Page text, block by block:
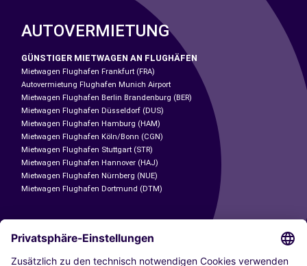
AUTOVERMIETUNG
GÜNSTIGER MIETWAGEN AN FLUGHÄFEN
Mietwagen Flughafen Frankfurt (FRA)
Autovermietung Flughafen Munich Airport
Mietwagen Flughafen Berlin Brandenburg (BER)
Mietwagen Flughafen Düsseldorf (DUS)
Mietwagen Flughafen Hamburg (HAM)
Mietwagen Flughafen Köln/Bonn (CGN)
Mietwagen Flughafen Stuttgart (STR)
Mietwagen Flughafen Hannover (HAJ)
Mietwagen Flughafen Nürnberg (NUE)
Mietwagen Flughafen Dortmund (DTM)
CARSHARING
UNSERE STÄDTE